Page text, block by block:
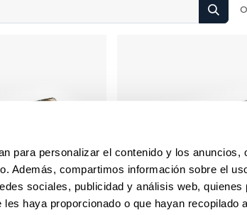
para personalizar el contenido y los anuncios,
Además, compartimos información sobre el
sociales, publicidad y análisis web, quienes
haya proporcionado o que hayan recopilado